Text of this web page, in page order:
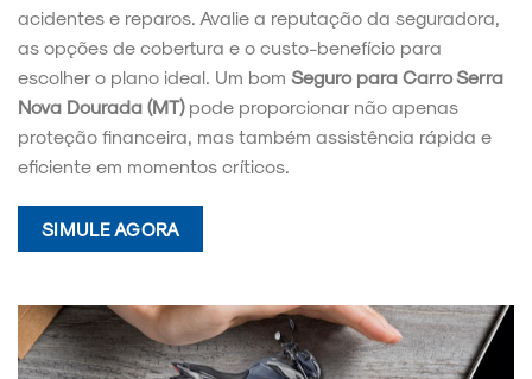
acidentes e reparos. Avalie a reputação da seguradora,
as opções de cobertura e o custo-benefício para
escolher o plano ideal. Um bom Seguro para Carro Serra
Nova Dourada (MT)pode proporcionar não apenas
proteção financeira, mas também assistência rápida e
eficiente em momentos críticos.
SIMULE AGORA